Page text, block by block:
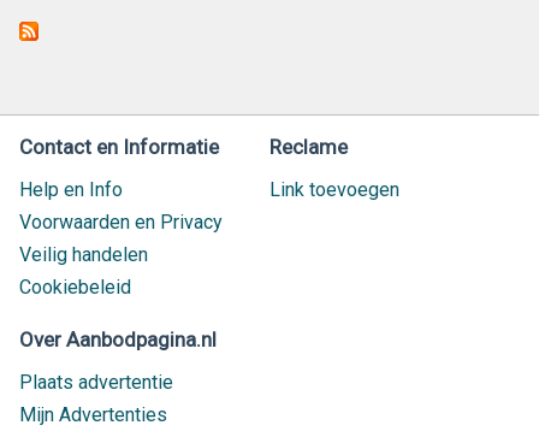
Contact en Informatie
Help en Info
Voorwaarden en Privacy
Veilig handelen
Cookiebeleid
Reclame
Link toevoegen
Over Aanbodpagina.nl
Plaats advertentie
Mijn Advertenties